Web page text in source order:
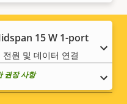
15 W 1-port
원 및 데이터 연결
권장 사항